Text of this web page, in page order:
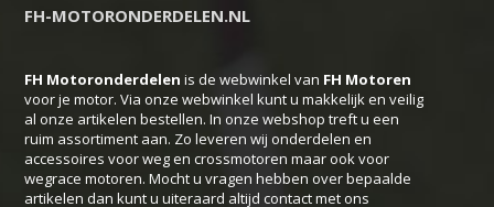
FH-MOTORONDERDELEN.NL
FH Motoronderdelen is de webwinkel van FH Motoren
voor je motor. Via onze webwinkel kunt u makkelijk en veilig
al onze artikelen bestellen. In onze webshop treft u een
ruim assortiment aan. Zo leveren wij onderdelen en
accessoires voor weg en crossmotoren maar ook voor
wegrace motoren. Mocht u vragen hebben over bepaalde
artikelen dan kunt u uiteraard altijd contact met ons